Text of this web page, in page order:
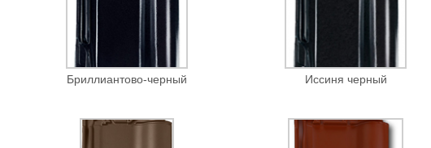
Бриллиантово-черный Иссиня черный